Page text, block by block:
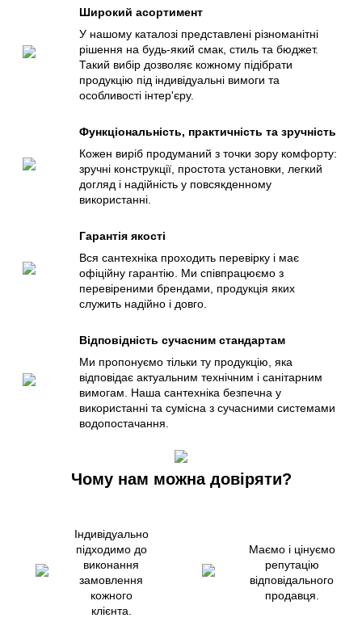
Широкий асортимент
У нашому каталозі представлені різноманітні
рішення на будь-який смак, стиль та бюджет.
Такий вибір дозволяє кожному підібрати
продукцію під індивідуальні вимоги та
особливості інтер'єру.
Функціональність, практичність та зручність
Кожен виріб продуманий з точки зору комфорту:
зручні конструкції, простота установки, легкий
догляд і надійність у повсякденному
використанні.
Гарантія якості
Вся сантехніка проходить перевірку і має
офіційну гарантію. Ми співпрацюємо з
перевіреними брендами, продукція яких
служить надійно і довго.
Відповідність сучасним стандартам
Ми пропонуємо тільки ту продукцію, яка
відповідає актуальним технічним і санітарним
вимогам. Наша сантехніка безпечна у
використанні та сумісна з сучасними системами
водопостачання.
Чому нам можна довіряти?
Індивідуально
підходимо до
виконання
замовлення
кожного
клієнта.
Маємо і цінуємо
репутацію
відповідального
продавця.